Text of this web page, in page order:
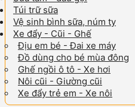
Túi trữ sữa
Vệ sinh bình sữa, núm ty
Xe đẩy - Cũi - Ghế
Địu em bé - Đai xe máy
Đồ dùng cho bé mùa đông
Ghế ngồi ô tô - Xe hơi
Nôi cũi - Giường cũi
Xe đẩy trẻ em - Xe nôi